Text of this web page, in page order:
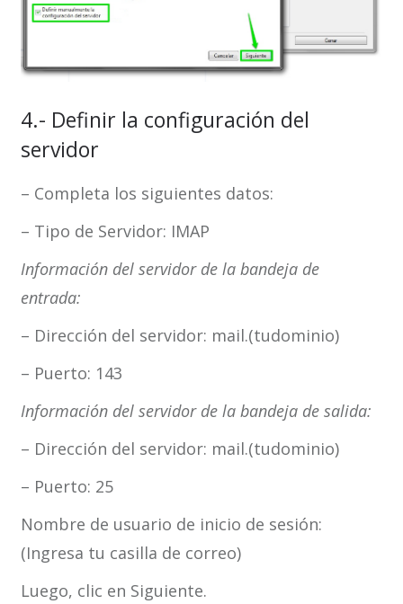
4.- Definir la configuración del
servidor
– Completa los siguientes datos:
– Tipo de Servidor: IMAP
Información del servidor de la bandeja de
entrada:
– Dirección del servidor: mail.(tudominio)
– Puerto: 143
Información del servidor de la bandeja de salida:
– Dirección del servidor: mail.(tudominio)
– Puerto: 25
Nombre de usuario de inicio de sesión:
(Ingresa tu casilla de correo)
Luego, clic en Siguiente.